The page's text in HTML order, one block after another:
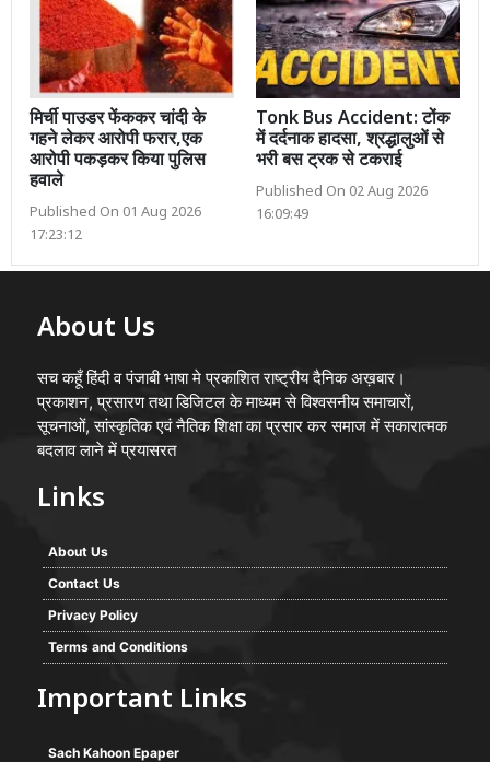
मिर्ची पाउडर फेंककर चांदी के
गहने लेकर आरोपी फरार,एक
आरोपी पकड़कर किया पुलिस
हवाले
Published On 01 Aug 2026
17:23:12
Tonk Bus Accident: टोंक
में दर्दनाक हादसा, श्रद्धालुओं से
भरी बस ट्रक से टकराई
Published On 02 Aug 2026
16:09:49
About Us
सच कहूँ हिंदी व पंजाबी भाषा मे प्रकाशित राष्ट्रीय दैनिक अख़बार।
प्रकाशन, प्रसारण तथा डिजिटल के माध्यम से विश्वसनीय समाचारों,
सूचनाओं, सांस्कृतिक एवं नैतिक शिक्षा का प्रसार कर समाज में सकारात्मक
बदलाव लाने में प्रयासरत
Links
About Us
Contact Us
Privacy Policy
Terms and Conditions
Important Links
Sach Kahoon Epaper